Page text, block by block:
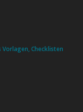
Vorlagen, Checklisten